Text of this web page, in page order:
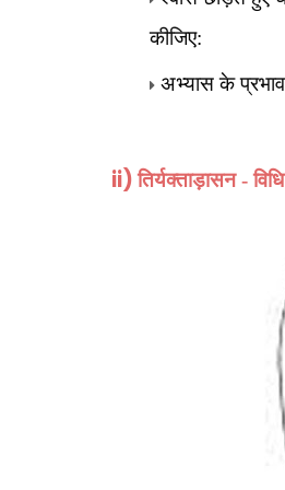
कीजिए:
अभ्यास के
ii)तिर्यक्ताड़ासन - विधि